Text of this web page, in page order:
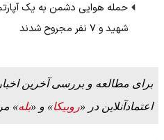
شهید و ۷ نفر مجروح شدند
برای مطالعه و بررسی آخرین
اعتمادآنلاین در «روبیکا» و «بله»